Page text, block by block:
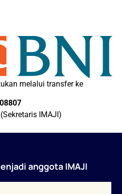
melalui transfer ke
IMAJI)
anggota IMAJI